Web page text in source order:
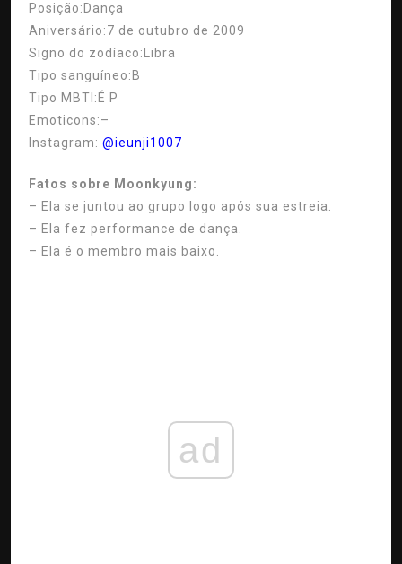
Posição: Dança
Aniversário:7 de outubro de 2009
Signo do zodíaco:
Libra
Tipo sanguíneo: B
Tipo MBTI: É P
Emoticons:–
Instagram: @ieunji1007
Fatos sobre Moonkyung:
– Ela se juntou ao grupo logo após sua estreia.
– Ela fez performance de dança.
– Ela é o membro mais baixo.
ad